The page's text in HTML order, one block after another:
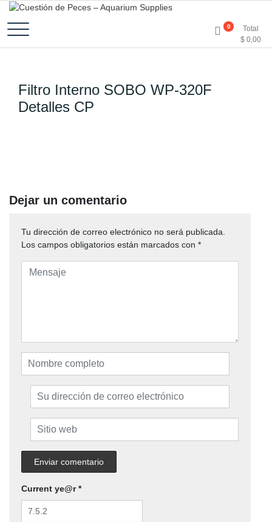
Cuestión de Peces –
Aquarium Supplies
0
Total
$ 0,00
Filtro Interno SOBO WP-320F
Detalles CP
Dejar un comentario
Tu dirección de correo electrónico no será publicada.
Los campos obligatorios están marcados con *
Current ye@r*